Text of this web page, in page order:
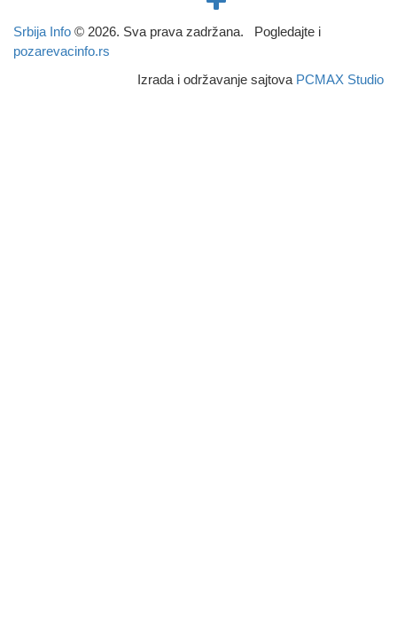
Srbija Info © 2026. Sva prava zadržana. Pogledajte i
pozarevacinfo.rs
Izrada i održavanje sajtova PCMAX Studio